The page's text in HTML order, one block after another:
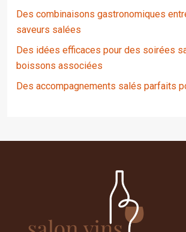
Des combinaisons gastronomiques
saveurs salées
Des idées efficaces pour des soirées
boissons associées
Des accompagnements salés parfaits